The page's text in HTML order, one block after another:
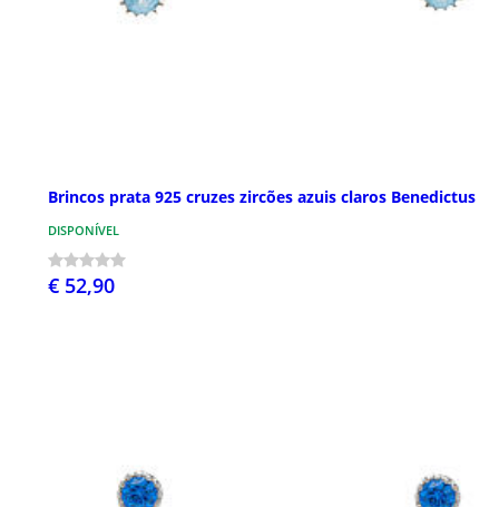
Brincos prata 925 cruzes zircões azuis claros Benedictus
DISPONÍVEL
€ 52,90